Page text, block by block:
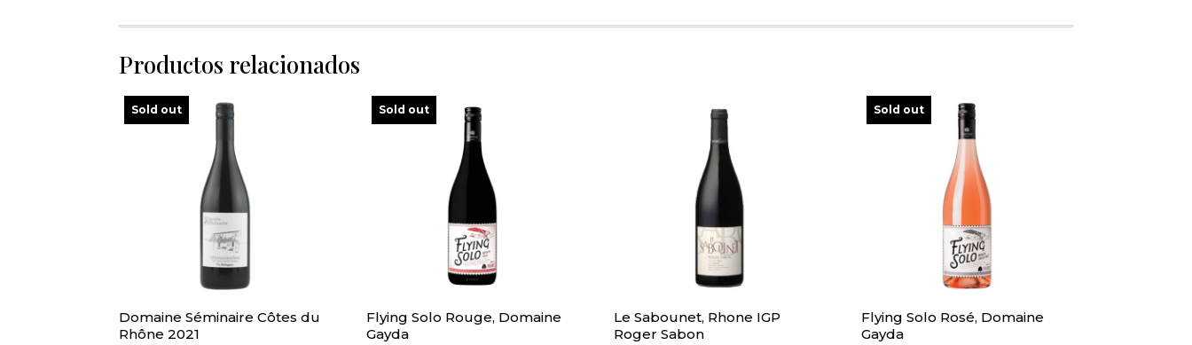
Productos relacionados
Sold out
Domaine Séminaire Côtes du
Rhône 2021
Sold out
Flying Solo Rouge, Domaine
Gayda
Le Sabounet, Rhone IGP
Roger Sabon
Sold out
Flying Solo Rosé, Domaine
Gayda